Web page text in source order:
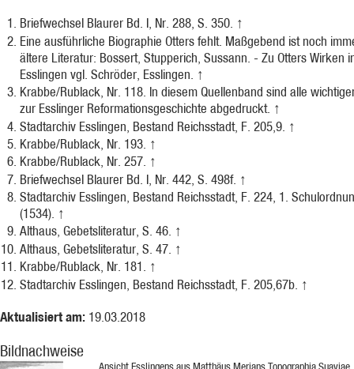
Briefwechsel Blaurer Bd. I, Nr. 288, S. 350. ↑
Eine ausführliche Biographie Otters fehlt. Maßgebend ist noch
ältere Literatur: Bossert, Stupperich, Sussann. - Zu Otters Wirken
Esslingen vgl. Schröder, Esslingen. ↑
Krabbe/Rublack, Nr. 118. In diesem Quellenband sind alle
zur Esslinger Reformationsgeschichte abgedruckt. ↑
Stadtarchiv Esslingen, Bestand Reichsstadt, F. 205,9. ↑
Krabbe/Rublack, Nr. 193. ↑
Krabbe/Rublack, Nr. 257. ↑
Briefwechsel Blaurer Bd. I, Nr. 442, S. 498f. ↑
Stadtarchiv Esslingen, Bestand Reichsstadt, F. 224, 1.
(1534). ↑
Althaus, Gebetsliteratur, S. 46. ↑
Althaus, Gebetsliteratur, S. 47. ↑
Krabbe/Rublack, Nr. 181. ↑
Stadtarchiv Esslingen, Bestand Reichsstadt, F. 205,67b. ↑
Aktualisiert am: 19.03.2018
Bildnachweise